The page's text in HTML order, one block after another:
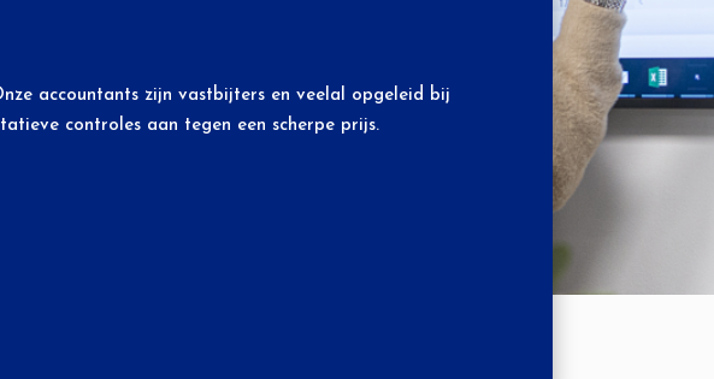
accountants zijn vastbijters en veelal opgeleid bij
controles aan tegen een scherpe prijs.